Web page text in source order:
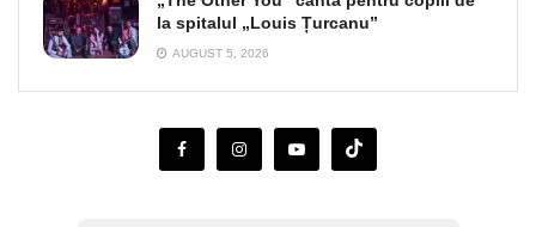
la spitalul „Louis Țurcanu”
AUGUST 5, 2026